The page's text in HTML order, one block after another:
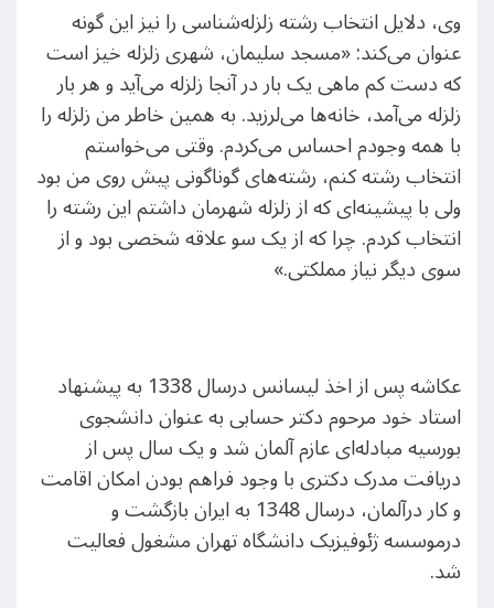
وی، دلایل انتخاب رشته‌ زلزله‌شناسی را نیز این گونه
عنوان می‌کند: «مسجد سلیمان، شهری زلزله خیز است
که دست کم ماهی یک بار در آنجا زلزله می‌آید و هر بار
زلزله می‌آمد، خانه‌ها می‌لرزید. به همین خاطر من زلزله را
با همه وجودم احساس می‌کردم. وقتی می‌خواستم
انتخاب رشته کنم، رشته‌های گوناگونی پیش روی من بود
ولی با پیشینه‌ای که از زلزله شهرمان داشتم این رشته را
انتخاب کردم. چرا که از یک سو علاقه شخصی بود و از
سوی دیگر نیاز مملکتی.»
عکاشه پس از اخذ لیسانس درسال 1338 به پیشنهاد
استاد خود مرحوم دکتر حسابی به عنوان دانشجوی
بورسیه مبادله‌ای عازم آلمان شد و یک سال پس از
دریافت مدرک دکتری با وجود فراهم بودن امکان اقامت
و کار درآلمان، درسال 1348 به ایران بازگشت و
درموسسه ژئوفیزیک دانشگاه تهران مشغول فعالیت
شد.